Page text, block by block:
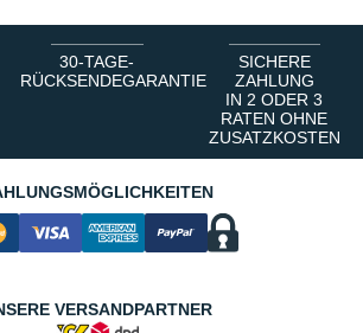
30-TAGE-
RÜCKSENDEGARANTIE
SICHERE
ZAHLUNG
IN 2 ODER 3
RATEN OHNE
ZUSATZKOSTEN
VERSANDPARTNER